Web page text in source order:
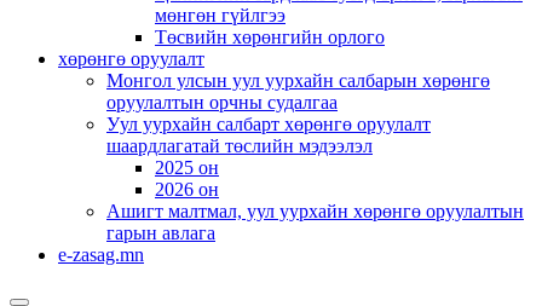
мөнгөн гүйлгээ
Төсвийн хөрөнгийн орлого
хөрөнгө оруулалт
Монгол улсын уул уурхайн салбарын хөрөнгө
оруулалтын орчны судалгаа
Уул уурхайн салбарт хөрөнгө оруулалт
шаардлагатай төслийн мэдээлэл
2025 он
2026 он
Ашигт малтмал, уул уурхайн хөрөнгө оруулалтын
гарын авлага
e-zasag.mn